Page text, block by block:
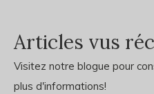
Articles vus
Visitez notre blogue pour
plus d'informations!